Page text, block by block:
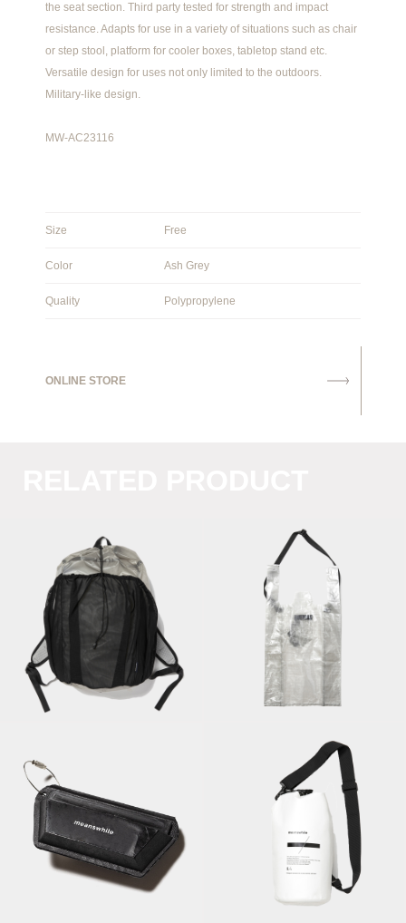
the seat section. Third party tested for strength and impact
resistance. Adapts for use in a variety of situations such as chair
or step stool, platform for cooler boxes, tabletop stand etc.
Versatile design for uses not only limited to the outdoors.
Military-like design.
MW-AC23116
Size Free
Color Ash Grey
Quality Polypropylene
ONLINE STORE
Cordura® Ripstop
Knapsack/Silver
Grey
Market Bag with
Dyneema®/Fog
Waterproof Dry
Sack/White